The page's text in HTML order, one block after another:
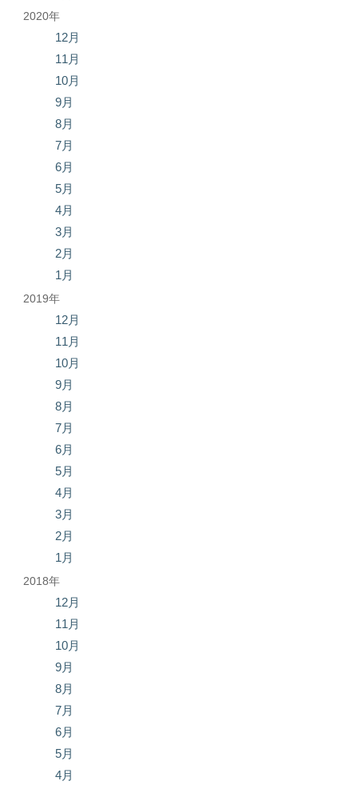
2020年
12月
11月
10月
9月
8月
7月
6月
5月
4月
3月
2月
1月
2019年
12月
11月
10月
9月
8月
7月
6月
5月
4月
3月
2月
1月
2018年
12月
11月
10月
9月
8月
7月
6月
5月
4月